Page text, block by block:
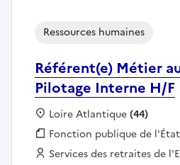
Référent(e) Métier
Pilotage Interne H/F
Ressources humaines
Localisation :
Loire Atlantique(44)
Fonction publique :
Fonction publique de l'État
Employeur :
Services des retraites de